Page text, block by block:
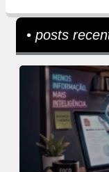
• posts